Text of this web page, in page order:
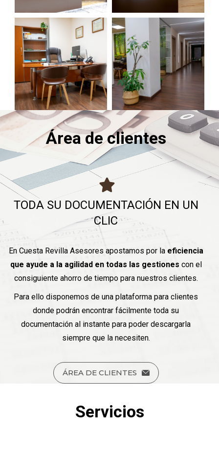
Área de clientes
TODA SU DOCUMENTACIÓN EN UN
CLIC
En Cuesta Revilla Asesores apostamos por la eficiencia
que ayude a la agilidad en todas las gestiones con el
consiguiente ahorro de tiempo para nuestros clientes.
Para ello disponemos de una plataforma para clientes
donde podrán encontrar fácilmente toda su
documentación al instante para poder descargarla
siempre que la necesiten.
ÁREA DE CLIENTES
Servicios